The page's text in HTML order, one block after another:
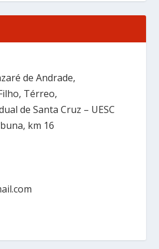
de Andrade,
Térreo,
de Santa Cruz – UESC
km 16